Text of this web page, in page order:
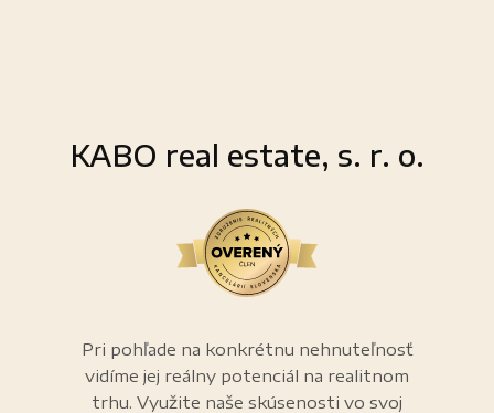
KABO real estate, s. r. o.
Pri pohľade na konkrétnu nehnuteľnosť
vidíme jej reálny potenciál na realitnom
trhu. Využite naše skúsenosti vo svoj